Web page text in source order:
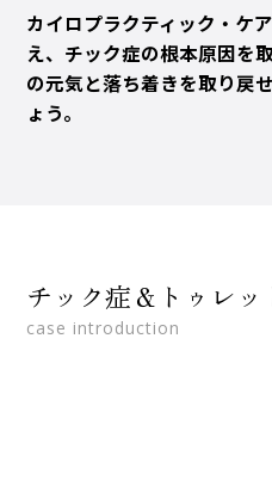
カイロプラクティック・ケ
え、チック症の根本原因を
の元気と落ち着きを取り戻
ょう。
チック症＆トゥレ
case introduction